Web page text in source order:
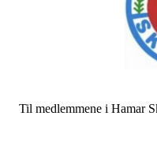
Til medlemmene i Hamar